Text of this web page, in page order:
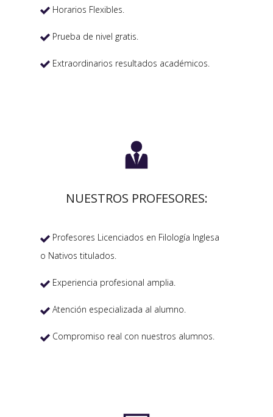
 Horarios Flexibles.
 Prueba de nivel gratis.
 Extraordinarios resultados académicos.

NUESTROS PROFESORES:
 Profesores Licenciados en Filología Inglesa
o Nativos titulados.
 Experiencia profesional amplia.
 Atención especializada al alumno.
 Compromiso real con nuestros alumnos.